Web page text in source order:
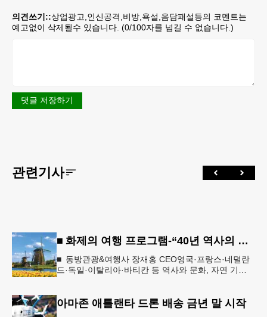
의견쓰기::상업광고,인신공격,비방,욕설,음담패설등의 코멘트는
예고없이 삭제될수 있습니다. (0/100자를 넘길 수 없습니다.)
댓글 저장하기
관련기사
■ 화제의 여행 프로그램-“40년 역사의 신뢰… 서유럽 8개국 13일 대장정”
■ 동방관광&여행사 장재홍 CEO영국·프랑스·네덜란
드·독일·이탈리아·바티칸 등 역사와 문화, 자연 기
아마존 애틀랜타 드론 배송 금년 말 시작